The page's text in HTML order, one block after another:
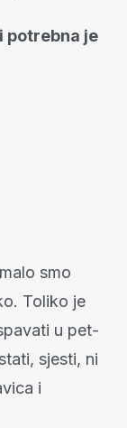
potrebna je
smo
Toliko je
u pet-
sjesti, ni
i